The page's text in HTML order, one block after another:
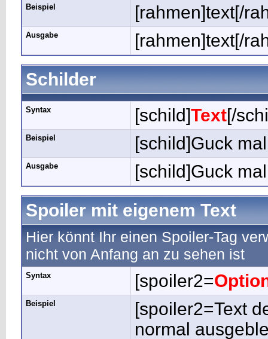
Beispiel [rahmen]text[/
Ausgabe
[rahmen]text[/
Schilder
Syntax [schild]Text[/
Beispiel [schild]Guck
Ausgabe
[schild]Guck
Spoiler mit eigenem Text
Hier könnt Ihr einen Spoiler-Tag
nicht von Anfang an zu sehen ist
Syntax [spoiler2=
Beispiel
[spoiler2=Text
normal